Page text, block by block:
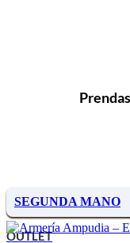
SEGUNDA MANO
OUTLET